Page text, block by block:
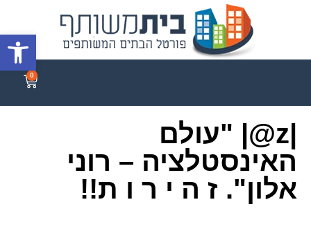
0
|z@| "עולם
האינסטלציה – רוני
אלון". ז ה י ר ו ת!!
פתח